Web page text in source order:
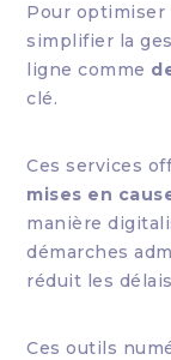
Pour optimiser
simplifier la
ligne comme
clé.
Ces services
mises en
manière
démarches
réduit les
Ces outils